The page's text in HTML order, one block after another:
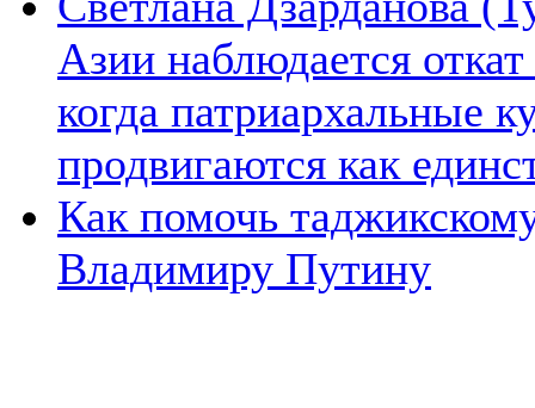
Азии наблюдается
когда патриархальные
продвигаются как
Как помочь
Владимиру Путину